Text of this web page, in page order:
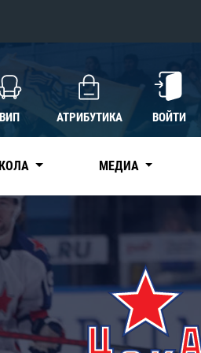
ВИП АТРИБУТИКА ВОЙТИ
МЕДИА